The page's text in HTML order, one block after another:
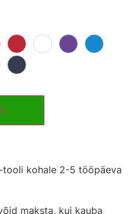
kohale 2-5 tööpäeva
maksta, kui kauba